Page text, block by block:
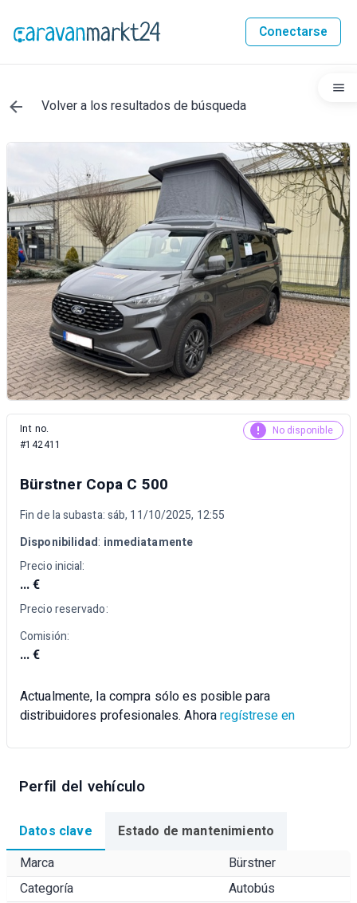
Conectarse
Volver a los resultados de búsqueda
Int no.
#142411
No disponible
Bürstner Copa C 500
Fin de la subasta: sáb, 11/10/2025, 12:55
Disponibilidad: inmediatamente
Precio inicial:
... €
Precio reservado:
Comisión:
... €
Actualmente, la compra sólo es posible para
distribuidores profesionales. Ahoraregístrese en
Perfil del vehículo
Datos clave
Estado de mantenimiento
Marca
Bürstner
Categoría
Autobús